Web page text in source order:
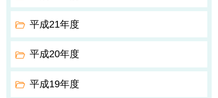
平成21年度
平成20年度
平成19年度